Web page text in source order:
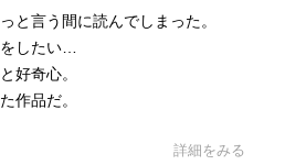
と言う間に読んでしまった。
したい…
好奇心。
作品だ。
詳細をみる